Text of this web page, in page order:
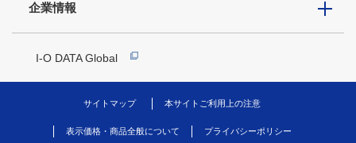
企業情報
I-O DATA Global
サイトマップ 本サイトご利用上の注意
表示価格・商品全般について プライバシーポリシー